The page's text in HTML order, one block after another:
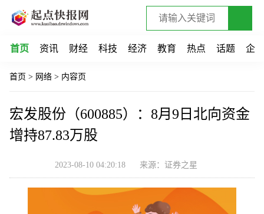
首页 资讯 财经 科技 经济 教育 热点 话题 企业
首页 > 网络 > 内容页
宏发股份（600885）：8月9日北向资金
增持87.83万股
2023-08-10 04:20:18 来源：证券之星